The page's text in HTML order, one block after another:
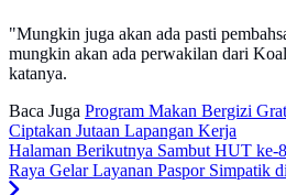
"Mungkin juga akan ada pasti
mungkin akan ada perwakilan dari
katanya.
Baca Juga Program Makan Bergizi
Ciptakan Jutaan Lapangan Kerja
Halaman Berikutnya Sambut HUT ke-
Raya Gelar Layanan Paspor Simpatik